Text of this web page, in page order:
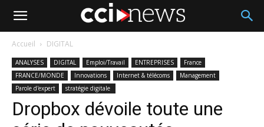
Accueil DIGITAL
ANALYSES DIGITAL Emploi/Travail ENTREPRISES
France
FRANCE/MONDE
Innovations Internet & télécoms
Management
Parole d'expert
stratégie digitale
Dropbox dévoile toute une